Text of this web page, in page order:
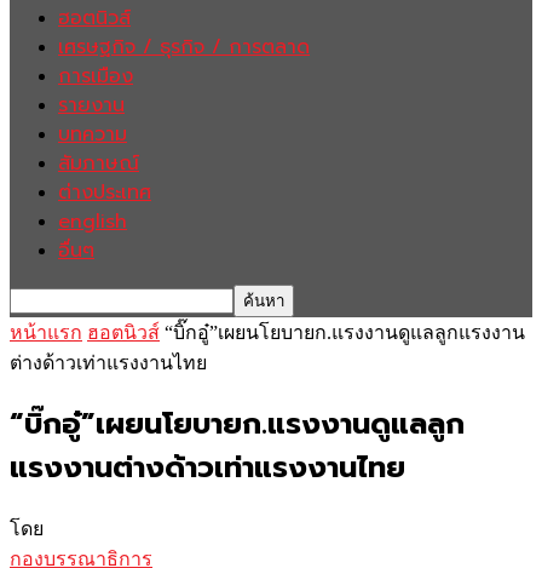
ฮอตนิวส์
เศรษฐกิจ / ธุรกิจ / การตลาด
การเมือง
รายงาน
บทความ
สัมภาษณ์
ต่างประเทศ
english
อื่นๆ
หน้าแรก ฮอตนิวส์ “บิ๊กอู๋”เผยนโยบายก.แรงงานดูแลลูกแรงงาน
ต่างด้าวเท่าแรงงานไทย
“บิ๊กอู๋”เผยนโยบายก.แรงงานดูแลลูก
แรงงานต่างด้าวเท่าแรงงานไทย
โดย
กองบรรณาธิการ